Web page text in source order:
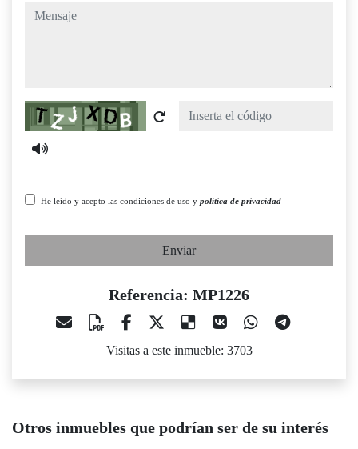
mensaje
Captcha
He leído y acepto las condiciones de uso y política de privacidad
Enviar
Referencia: MP1226
Visitas a este inmueble: 3703
Otros inmuebles que podrían ser de su interés